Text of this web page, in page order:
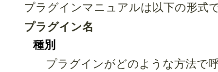
プラグインマニュアルは以下の形式
プラグイン名
種別
プラグインがどのような方法で